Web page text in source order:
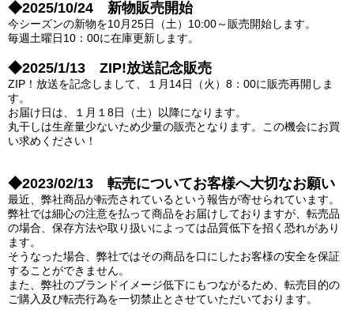
◆2025/10/24 新物販売開始
今シーズンの新物を10月25日（土）10:00～販売開始します。
毎週土曜日10：00に在庫更新します。
◆2025/1/13 ZIP!放送記念販売
ZIP！放送を記念しまして、１月14日（火）8：00に販売再開しま
す。
お届け日は、１月１8日（土）以降になります。
丸干しは生産量少ないため少量の販売となります。この機会にお買
い求めください！
◆2023/02/13 転売についてお客様へ大切なお願い
最近、弊社商品が転売されているという報告が寄せられています。
弊社では細心の注意を払って商品をお届けしておりますが、転売品
の場合、保存方法や取り扱いによっては品質低下を招く恐れがあり
ます。
そうなった場合、弊社ではその商品を口にしたお客様の安全を保証
することができません。
また、弊社のブランドイメージ低下にもつながるため、転売目的の
ご購入及び転売行為を一切禁止とさせていただいております。